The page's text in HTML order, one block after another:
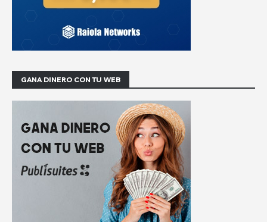
GANA DINERO CON TU WEB